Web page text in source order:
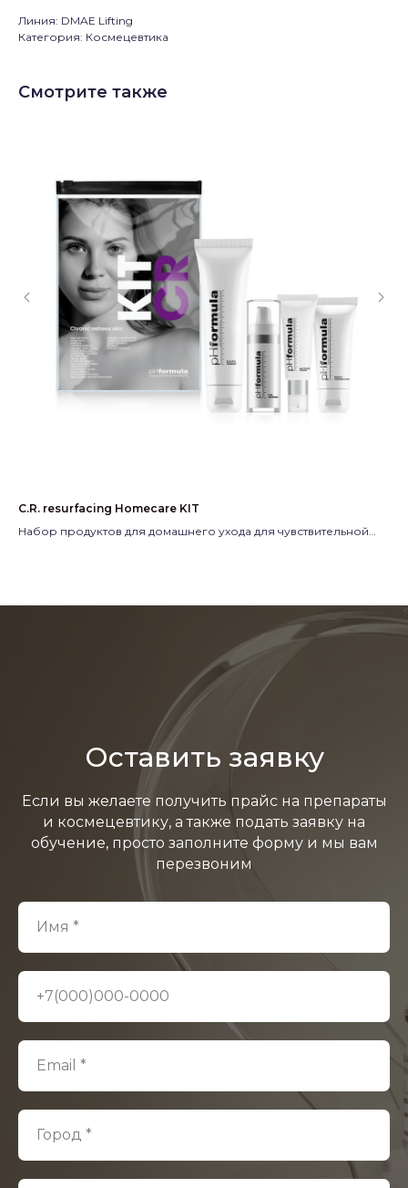
Линия: DMAE Lifting
Категория: Космецевтика
Смотрите также
C.R. resurfacing Homecare KIT
Набор продуктов для домашнего ухода для чувствительной
Оставить заявку
Если вы желаете получить прайс на препараты
и космецевтику, а также подать заявку на
обучение, просто заполните форму и мы вам
перезвоним
Имя *
+7(000)000-0000
Email *
Город *